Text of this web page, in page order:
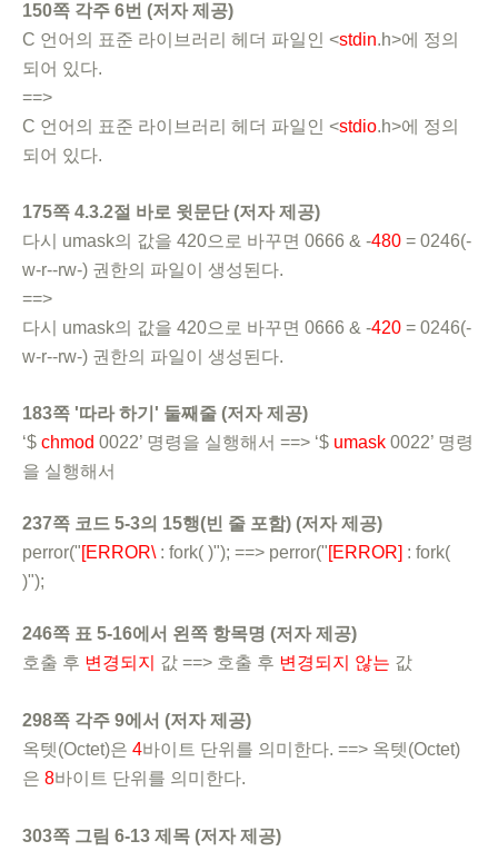
150쪽 각주 6번 (저자 제공)
C 언어의 표준 라이브러리 헤더 파일인 <stdin.h>에 정의
되어 있다.
==>
C 언어의 표준 라이브러리 헤더 파일인 <stdio.h>에 정의
되어 있다.
175쪽 4.3.2절 바로 윗문단 (저자 제공)
다시 umask의 값을 420으로 바꾸면 0666 & -480 = 0246(-
w-r--rw-) 권한의 파일이 생성된다.
==>
다시 umask의 값을 420으로 바꾸면 0666 & -420 = 0246(-
w-r--rw-) 권한의 파일이 생성된다.
183쪽 '따라 하기' 둘째줄 (저자 제공)
‘$ chmod 0022’ 명령을 실행해서 ==> ‘$ umask 0022’ 명령
을 실행해서
237쪽 코드 5-3의 15행(빈 줄 포함) (저자 제공)
perror("[ERROR\ : fork( )"); ==> perror("[ERROR] : fork(
)");
246쪽 표 5-16에서 왼쪽 항목명 (저자 제공)
호출 후 변경되지 값 ==> 호출 후 변경되지 않는 값
298쪽 각주 9에서 (저자 제공)
옥텟(Octet)은 4바이트 단위를 의미한다. ==> 옥텟(Octet)
은 8바이트 단위를 의미한다.
303쪽 그림 6-13 제목 (저자 제공)